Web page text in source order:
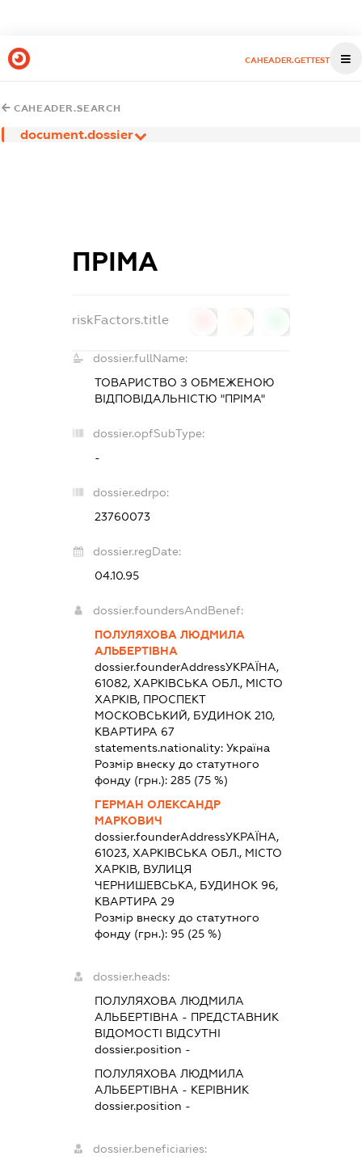
CAHEADER.GETTEST
CAHEADER.SEARCH
document.dossier
ПРІМА
riskFactors.title
dossier.fullName:
ТОВАРИСТВО З ОБМЕЖЕНОЮ
ВІДПОВІДАЛЬНІСТЮ "ПРІМА"
dossier.opfSubType:
-
dossier.edrpo:
23760073
dossier.regDate:
04.10.95
dossier.foundersAndBenef:
ПОЛУЛЯХОВА ЛЮДМИЛА
АЛЬБЕРТІВНА
dossier.founderAddressУКРАЇНА,
61082, ХАРКІВСЬКА ОБЛ., МІСТО
ХАРКІВ, ПРОСПЕКТ
МОСКОВСЬКИЙ, БУДИНОК 210,
КВАРТИРА 67
statements.nationality:Україна
Розмір внеску до статутного
фонду (грн.):285 (75 %)
ГЕРМАН ОЛЕКСАНДР
МАРКОВИЧ
dossier.founderAddressУКРАЇНА,
61023, ХАРКІВСЬКА ОБЛ., МІСТО
ХАРКІВ, ВУЛИЦЯ
ЧЕРНИШЕВСЬКА, БУДИНОК 96,
КВАРТИРА 29
Розмір внеску до статутного
фонду (грн.): 95 (25 %)
dossier.heads:
ПОЛУЛЯХОВА ЛЮДМИЛА
АЛЬБЕРТІВНА - ПРЕДСТАВНИК
ВІДОМОСТІ ВІДСУТНІ
dossier.position -
ПОЛУЛЯХОВА ЛЮДМИЛА
АЛЬБЕРТІВНА - КЕРІВНИК
dossier.position -
dossier.beneficiaries: